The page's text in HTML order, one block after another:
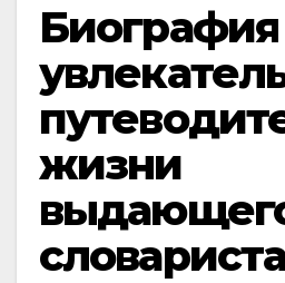
жизни
словариста